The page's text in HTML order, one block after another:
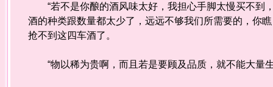
“若不是你酿的酒风味太好，我担心手脚太慢买不到
酒的种类跟数量都太少了，远远不够我们所需要的，你
抢不到这四车酒了。
“物以稀为贵啊，而且若是要顾及品质，就不能大量